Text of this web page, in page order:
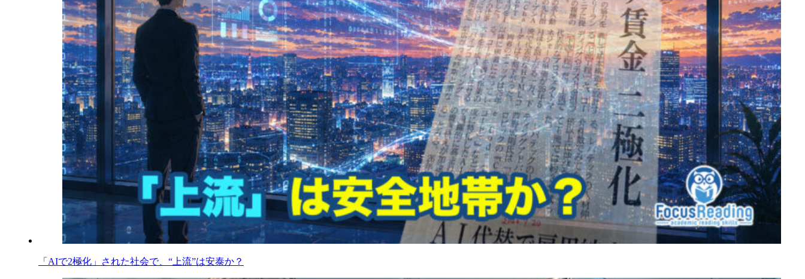
「AIで2極化」された社会で、“上流”は安泰か？